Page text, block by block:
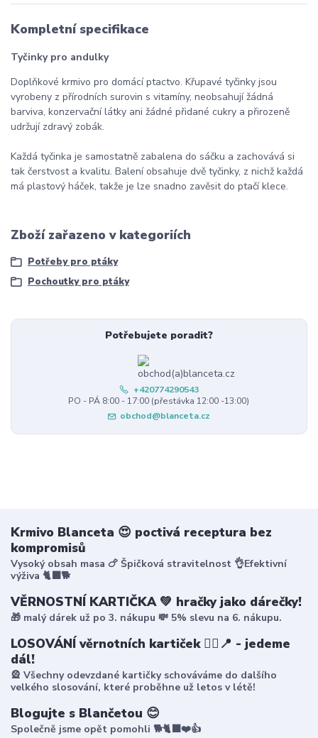
Kompletní specifikace
Tyčinky pro andulky
Doplňkové krmivo pro domácí ptactvo. Křupavé tyčinky jsou
vyrobeny z přírodních surovin s vitamíny, neobsahují žádná
barviva, konzervační látky ani žádné přidané cukry a přirozeně
udržují zdravý zobák.
Každá tyčinka je samostatně zabalena do sáčku a zachovává si
tak čerstvost a kvalitu. Balení obsahuje dvě tyčinky, z nichž každá
má plastový háček, takže je lze snadno zavěsit do ptačí klece.
Zboží zařazeno v kategoriích
Potřeby pro ptáky
Pochoutky pro ptáky
Potřebujete poradit?
+420774290543
PO - PÁ 8:00 - 17:00 (přestávka 12:00 -13:00)
obchod@blanceta.cz
Krmivo Blanceta 😍 poctivá receptura bez
kompromisů
Vysoký obsah masa 🍗 Špičková stravitelnost 👌Efektivní
výživa 🐈‍⬛🐕
VĚRNOSTNÍ KARTIČKA 💚 hračky jako dárečky!
🎁 malý dárek už po 3. nákupu 💸 5% slevu na 6. nákupu.
LOSOVÁNÍ věrnotních kartiček 🤸‍♀️📍 - jedeme
dál!
🎡 Všechny odevzdané kartičky schováváme do dalšího
velkého slosování, které proběhne už letos v létě!
Blogujte s Blančetou 😊
Společně jsme opět pomohli 🐕🐈‍⬛❤️👍